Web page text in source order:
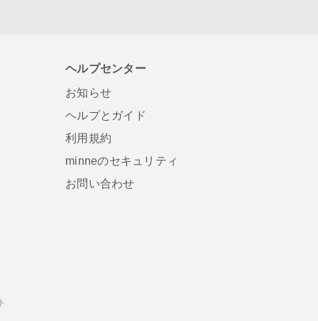
ヘルプセンター
お知らせ
ヘルプとガイド
利用規約
minneのセキュリティ
お問い合わせ